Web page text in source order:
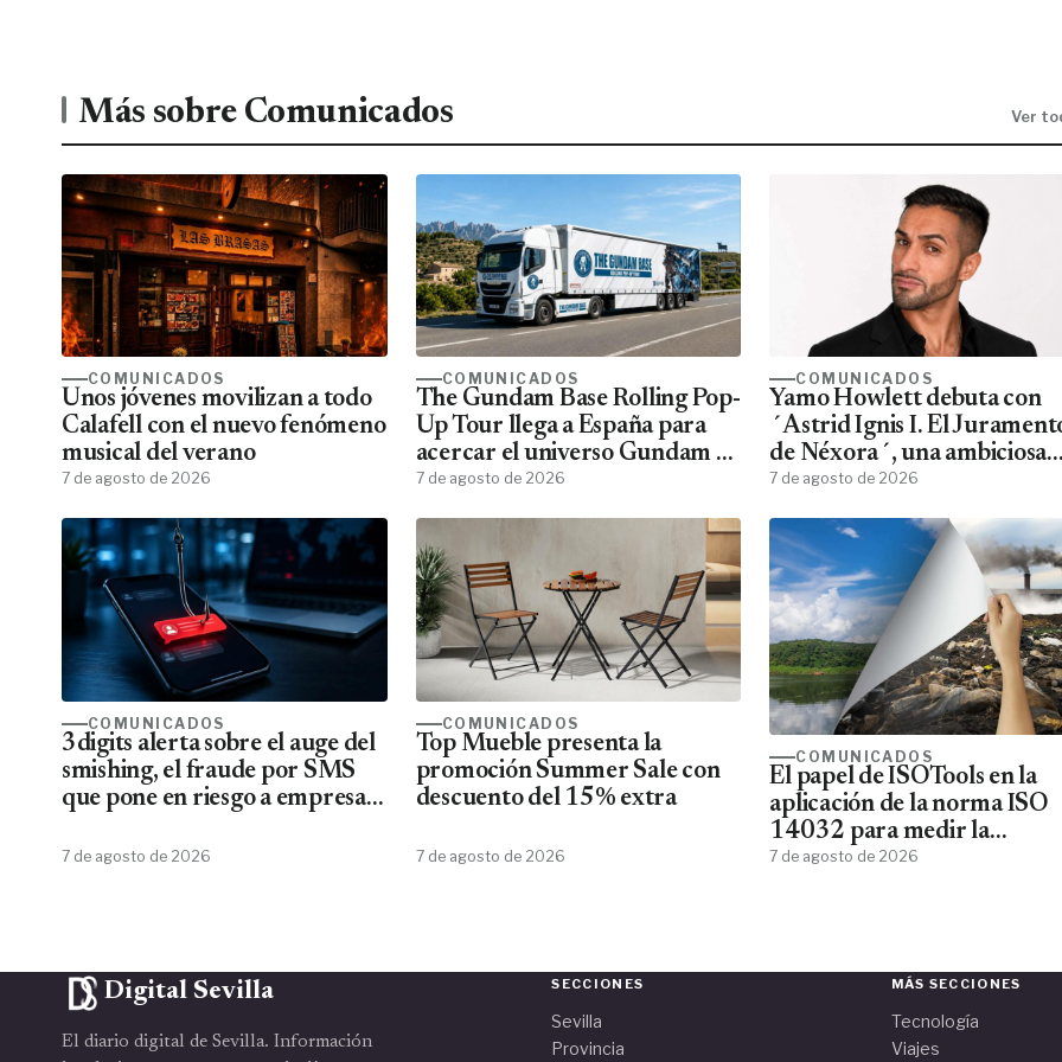
Más sobre Comunicados Ver
COMUNICADOS
Unos jóvenes movilizan a todo
Calafell con el nuevo fenómeno
musical del verano
7 de agosto de 2026
COMUNICADOS
The Gundam Base Rolling Pop-
Up Tour llega a España para
acercar el universo Gundam a
todos los fans
7 de agosto de 2026
COMUNICADOS
Yamo Howlett debuta con
´Astrid Ignis I. El
de Néxora´, una ambiciosa
saga de fantasía y ciencia
7 de agosto de 2026
COMUNICADOS
3digits alerta sobre el auge del
smishing, el fraude por SMS
que pone en riesgo a empresas
7 de agosto de 2026
COMUNICADOS
Top Mueble presenta la
promoción Summer Sale con
descuento del 15% extra
7 de agosto de 2026
COMUNICADOS
El papel de ISOTools en la
aplicación de la norma ISO
14032 para medir la
sostenibilidad empresarial
7 de agosto de 2026
Digital Sevilla
El diario digital de Sevilla. Información
SECCIONES
Sevilla
Provincia
MÁS SECCIONES
Tecnología
Viajes